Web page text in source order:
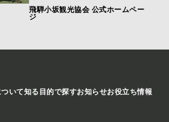
飛騨小坂観光協会 公式ホームペー
ジ
いて知る 目的で探すお知らせお役立ち情報